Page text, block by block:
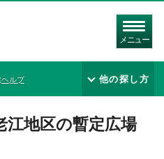
メニュー
ヘルプ 他の探し方
江地区の暫定広場